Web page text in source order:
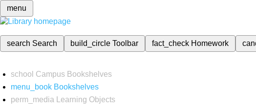
menu
search Search build_circleToolbar fact_check Homework
school Campus Bookshelves
menu_book Bookshelves
perm_media
Learning Objects